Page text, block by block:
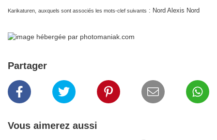
Karikaturen, auxquels sont associés les mots-clef suivants : Nord Alexis Nord
Partager
Vous aimerez aussi